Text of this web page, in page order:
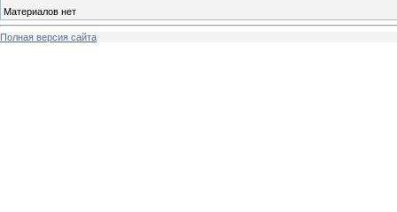
Материалов нет
Полная версия сайта